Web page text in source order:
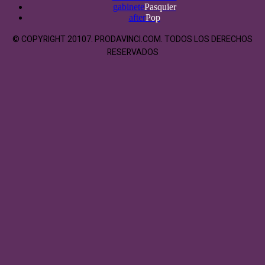
gabinetePasquier
afterPop
© COPYRIGHT 20107. PRODAVINCI.COM. TODOS LOS DERECHOS
RESERVADOS